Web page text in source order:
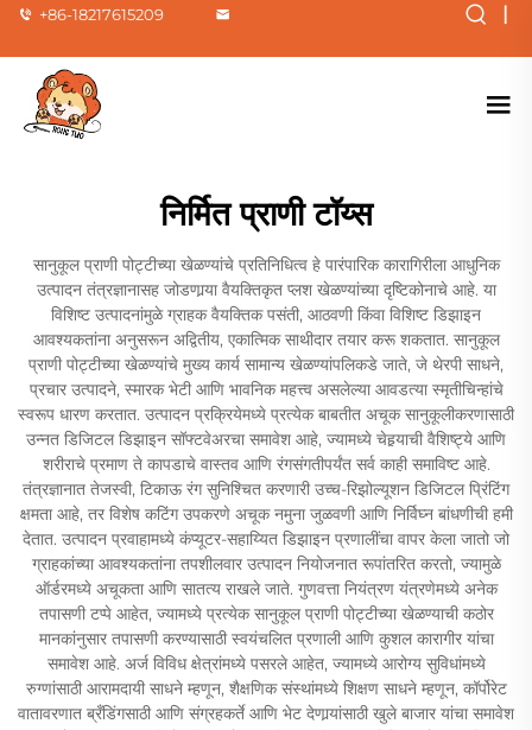
+86-18217615209 |
निर्मित प्राणी टॉय्स
सानुकूल प्राणी पोट्टीच्या खेळण्यांचे प्रतिनिधित्व हे पारंपारिक कारागिरीला आधुनिक
उत्पादन तंत्रज्ञानासह जोडणार्‍या वैयक्तिकृत प्लश खेळण्यांच्या दृष्टिकोनाचे आहे. या
विशिष्ट उत्पादनांमुळे ग्राहक वैयक्तिक पसंती, आठवणी किंवा विशिष्ट डिझाइन
आवश्यकतांना अनुसरून अद्वितीय, एकात्मिक साथीदार तयार करू शकतात. सानुकूल
प्राणी पोट्टीच्या खेळण्यांचे मुख्य कार्य सामान्य खेळण्यांपलिकडे जाते, जे थेरपी साधने,
प्रचार उत्पादने, स्मारक भेटी आणि भावनिक महत्त्व असलेल्या आवडत्या स्मृतीचिन्हांचे
स्वरूप धारण करतात. उत्पादन प्रक्रियेमध्ये प्रत्येक बाबतीत अचूक सानुकूलीकरणासाठी
उन्नत डिजिटल डिझाइन सॉफ्टवेअरचा समावेश आहे, ज्यामध्ये चेहर्‍याची वैशिष्ट्ये आणि
शरीराचे प्रमाण ते कापडाचे वास्तव आणि रंगसंगतीपर्यंत सर्व काही समाविष्ट आहे.
तंत्रज्ञानात तेजस्वी, टिकाऊ रंग सुनिश्चित करणारी उच्च-रिझोल्यूशन डिजिटल प्रिंटिंग
क्षमता आहे, तर विशेष कटिंग उपकरणे अचूक नमुना जुळवणी आणि निर्विघ्न बांधणीची हमी
देतात. उत्पादन प्रवाहामध्ये कंप्यूटर-सहाय्यित डिझाइन प्रणालींचा वापर केला जातो जो
ग्राहकांच्या आवश्यकतांना तपशीलवार उत्पादन नियोजनात रूपांतरित करतो, ज्यामुळे
ऑर्डरमध्ये अचूकता आणि सातत्य राखले जाते. गुणवत्ता नियंत्रण यंत्रणेमध्ये अनेक
तपासणी टप्पे आहेत, ज्यामध्ये प्रत्येक सानुकूल प्राणी पोट्टीच्या खेळण्याची कठोर
मानकांनुसार तपासणी करण्यासाठी स्वयंचलित प्रणाली आणि कुशल कारागीर यांचा
समावेश आहे. अर्ज विविध क्षेत्रांमध्ये पसरले आहेत, ज्यामध्ये आरोग्य सुविधांमध्ये
रुग्णांसाठी आरामदायी साधने म्हणून, शैक्षणिक संस्थांमध्ये शिक्षण साधने म्हणून, कॉर्पोरेट
वातावरणात ब्रँडिंगसाठी आणि संग्रहकर्ते आणि भेट देणार्‍यांसाठी खुले बाजार यांचा समावेश